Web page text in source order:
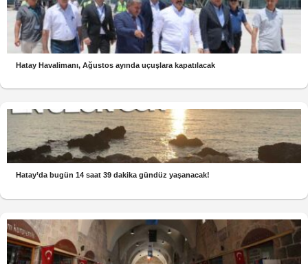
Hatay Havalimanı, Ağustos ayında uçuşlara kapatılacak
Hatay’da bugün 14 saat 39 dakika gündüz yaşanacak!